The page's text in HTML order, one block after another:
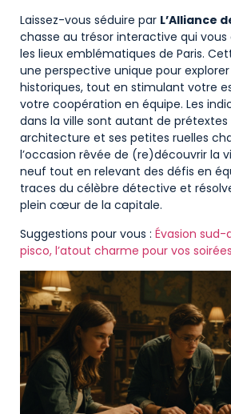
Laissez-vous séduire par L’Alliance
chasse au trésor interactive qui
les lieux emblématiques de Paris.
une perspective unique pour
historiques, tout en stimulant votre
votre coopération en équipe. Les
dans la ville sont autant de prétextes
architecture et ses petites ruelles
l’occasion rêvée de (re)découvrir la
neuf tout en relevant des défis en
traces du célèbre détective et
plein cœur de la capitale.
Suggestions pour vous : Évasion
pisco, l’atout charme pour vos